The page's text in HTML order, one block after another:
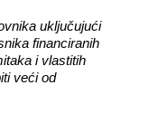
uključujući
financiranih
i vlastitih
veći od